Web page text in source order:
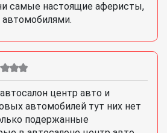
самые настоящие аферисты,
автомобилями.
центр авто и
автомобилей тут них нет
подержанные